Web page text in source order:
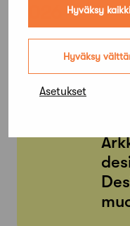
Hyväksy
Hyväksy
Asetukset
Etsi tapahtumista
SU